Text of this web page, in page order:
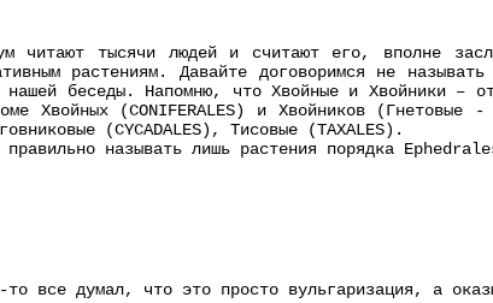
читают тысячи людей и считают его, вполне
растениям. Давайте договоримся не
нашей беседы. Напомню, что Хвойные и Хвойники –
Хвойных (CONIFERALES) и Хвойников (Гнетовые
(CYCADALES), Тисовые (TAXALES).
правильно называть лишь растения порядка
то все думал, что это просто вульгаризация, а